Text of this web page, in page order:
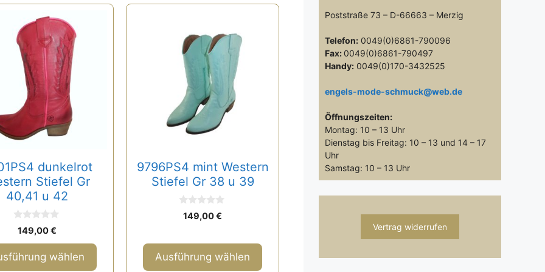
dunkelrot
Stiefel Gr
40,41 u 42
0
o
n
5
149,00€
wählen
9796PS4 mint Western
Stiefel Gr 38 u 39
0
5
149,00€
Ausführung wählen
Optionen
der
Produktseite
Poststraße 73 – D-66663 – Merzig
Telefon: 0049(0)6861-790096
Fax: 0049(0)6861-790497
Handy: 0049(0)170-3432525
engels-mode-schmuck@web.de
Öffnungszeiten:
Montag: 10 – 13 Uhr
Dienstag bis Freitag: 10 – 13 und 14 – 17
Uhr
Samstag: 10 – 13 Uhr
Vertrag widerrufen